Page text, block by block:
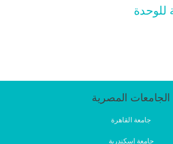
للوحدة
الجامعات المصرية
جامعة القاهرة
جامعة إسكندرية